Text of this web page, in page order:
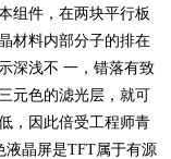
组件，在两块平行板
材料内部分子的排在
深浅不 一，错落有致
元色的滤光层，就可
，因此倍受工程师青
液晶屏是TFT属于有源